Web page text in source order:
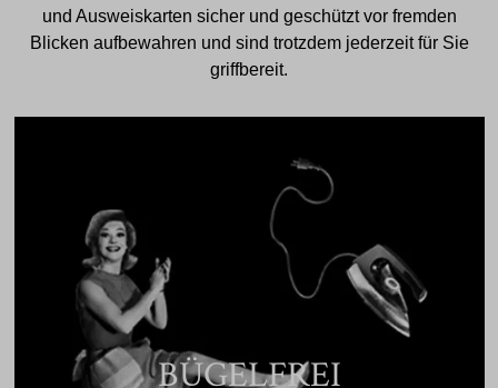
und Ausweiskarten sicher und geschützt vor fremden
Blicken aufbewahren und sind trotzdem jederzeit für Sie
griffbereit.
BÜGELFREI